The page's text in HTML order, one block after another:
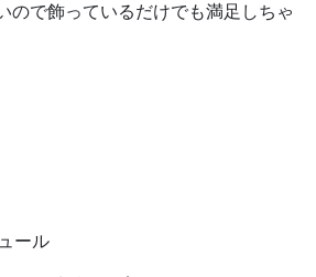
ので飾っているだけでも満足しちゃ
ール